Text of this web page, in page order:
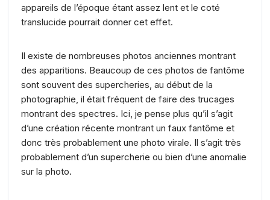
appareils de l’époque étant assez lent et le coté
translucide pourrait donner cet effet.
Il existe de nombreuses photos anciennes montrant
des apparitions. Beaucoup de ces photos de fantôme
sont souvent des supercheries, au début de la
photographie, il était fréquent de faire des trucages
montrant des spectres. Ici, je pense plus qu’il s’agit
d’une création récente montrant un faux fantôme et
donc très probablement une photo virale. Il s’agit très
probablement d’un supercherie ou bien d’une anomalie
sur la photo.